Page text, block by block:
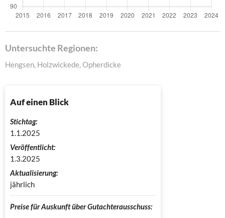
Untersuchte Regionen:
Hengsen, Holzwickede, Opherdicke
Auf einen Blick
Stichtag:
1.1.2025
Veröffentlicht:
1.3.2025
Aktualisierung:
jährlich
Preise für Auskunft über Gutachterausschuss: